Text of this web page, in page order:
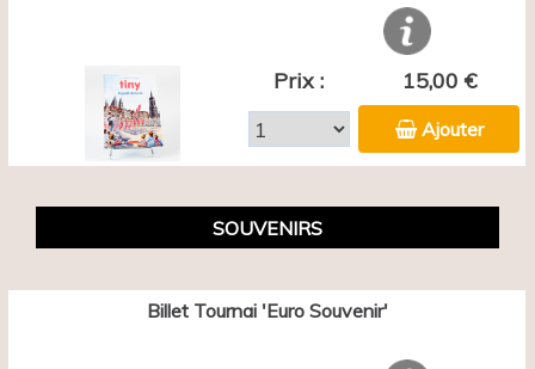
Prix : 15,00 €
Ajouter
SOUVENIRS
Billet Tournai 'Euro Souvenir'